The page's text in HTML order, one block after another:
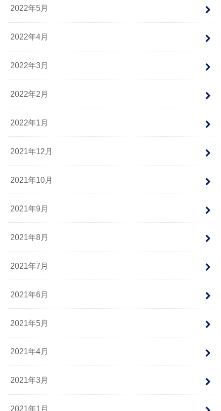
2022年5月
2022年4月
2022年3月
2022年2月
2022年1月
2021年12月
2021年10月
2021年9月
2021年8月
2021年7月
2021年6月
2021年5月
2021年4月
2021年3月
2021年1月